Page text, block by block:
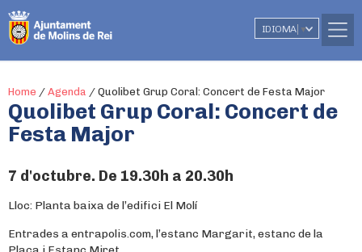
IDIOMA ▼
Home / Agenda / Quolibet Grup Coral: Concert de Festa Major
Quolibet Grup Coral: Concert de
Festa Major
7 d'octubre. De 19.30h a 20.30h
Lloc: Planta baixa de l’edifici El Molí
Entrades a entrapolis.com, l’estanc Margarit, estanc de la